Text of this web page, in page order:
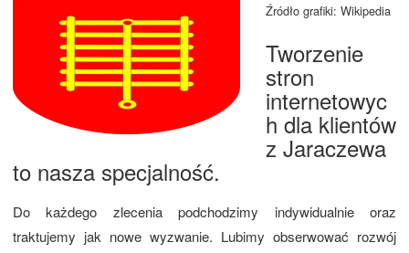
Źródło grafiki: Wikipedia
Tworzenie
stron
internetowyc
h dla klientów
z Jaraczewa
to nasza specjalność.
Do każdego zlecenia podchodzimy indywidualnie oraz
traktujemy jak nowe wyzwanie. Lubimy obserwować rozwój